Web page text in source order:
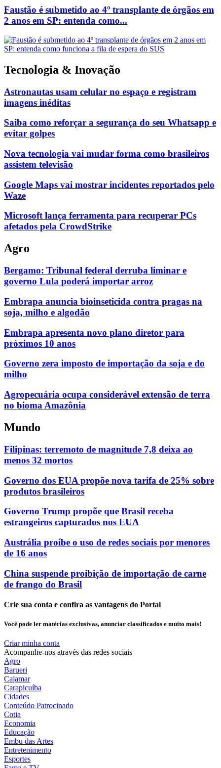
Faustão é submetido ao 4º transplante de órgãos em
2 anos em SP: entenda como...
Tecnologia & Inovação
Astronautas usam celular no espaço e registram
imagens inéditas
Saiba como reforçar a segurança do seu Whatsapp e
evitar golpes
Nova tecnologia vai mudar forma como brasileiros
assistem televisão
Google Maps vai mostrar incidentes reportados pelo
Waze
Microsoft lança ferramenta para recuperar PCs
afetados pela CrowdStrike
Agro
Bergamo: Tribunal federal derruba liminar e
governo Lula poderá importar arroz
Embrapa anuncia bioinseticida contra pragas na
soja, milho e algodão
Embrapa apresenta novo plano diretor para
próximos 10 anos
Governo zera imposto de importação da soja e do
milho
Agropecuária ocupa considerável extensão de terra
no bioma Amazônia
Mundo
Filipinas: terremoto de magnitude 7,8 deixa ao
menos 32 mortos
Governo dos EUA propõe nova tarifa de 25% sobre
produtos brasileiros
Governo Trump propõe que Brasil receba
estrangeiros capturados nos EUA
Austrália proíbe o uso de redes sociais por menores
de 16 anos
China suspende proibição de importação de carne
de frango do Brasil
Crie sua conta e confira as vantagens do Portal
Você pode ler matérias exclusivas, anunciar classificados e muito mais!
Criar minha conta
Acompanhe-nos através das redes sociais
Agro
Barueri
Cajamar
Carapicuíba
Cidades
Conteúdo Patrocinado
Cotia
Economia
Educação
Embu das Artes
Entretenimento
Esportes